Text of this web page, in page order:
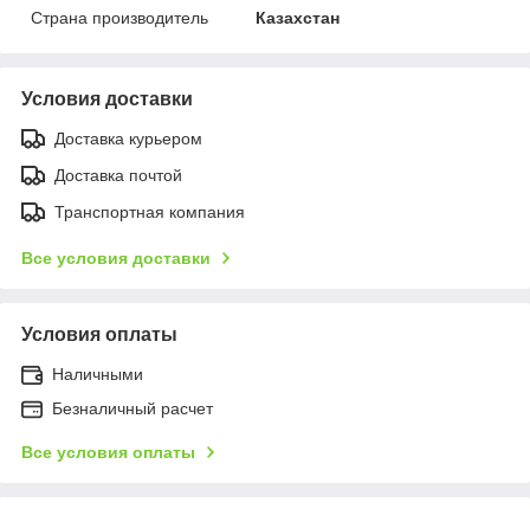
Страна производитель
Казахстан
Условия доставки
Доставка курьером
Доставка почтой
Транспортная компания
Все условия доставки
Условия оплаты
Наличными
Безналичный расчет
Все условия оплаты